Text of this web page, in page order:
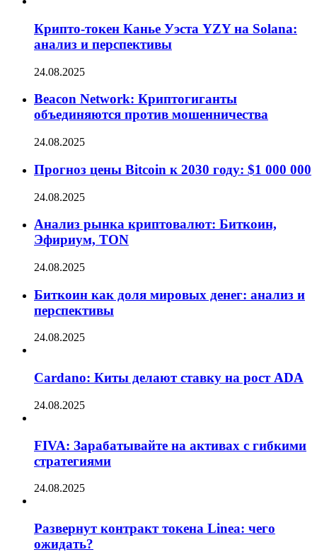
Крипто-токен Канье Уэста YZY на Solana:
анализ и перспективы
24.08.2025
Beacon Network: Криптогиганты
объединяются против мошенничества
24.08.2025
Прогноз цены Bitcoin к 2030 году: $1 000 000
24.08.2025
Анализ рынка криптовалют: Биткоин,
Эфириум, TON
24.08.2025
Биткоин как доля мировых денег: анализ и
перспективы
24.08.2025
Cardano: Киты делают ставку на рост ADA
24.08.2025
FIVA: Зарабатывайте на активах с гибкими
стратегиями
24.08.2025
Развернут контракт токена Linea: чего
ожидать?